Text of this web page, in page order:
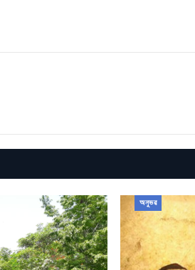
অনুভৱ